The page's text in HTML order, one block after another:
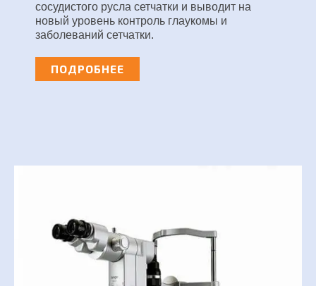
сосудистого русла сетчатки и выводит на
новый уровень контроль глаукомы и
заболеваний сетчатки.
ПОДРОБНЕЕ